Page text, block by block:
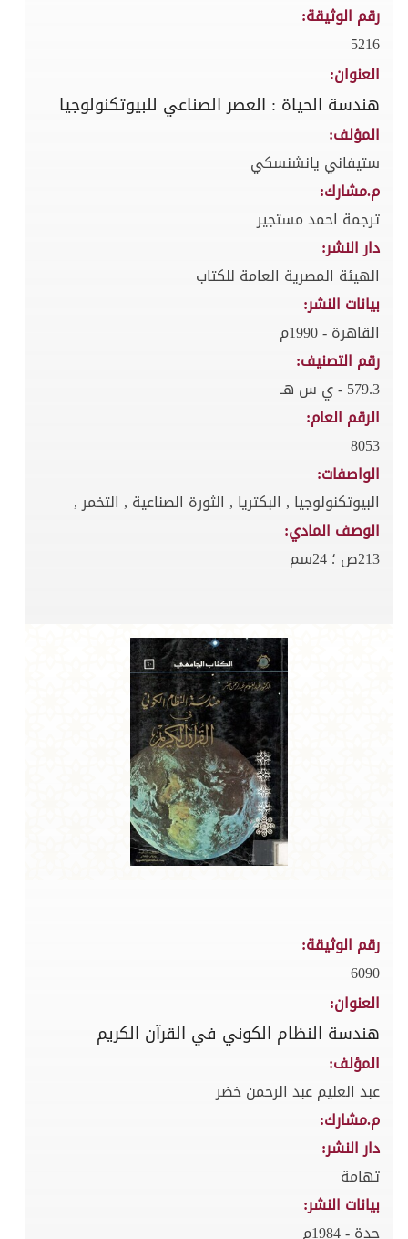
رقم الوثيقة:
5216
العنوان:
هندسة الحياة : العصر الصناعي للبيوتكنولوجيا
المؤلف:
ستيفاني يانشنسكي
م.مشارك:
ترجمة احمد مستجير
دار النشر:
الهيئة المصرية العامة للكتاب
بيانات النشر:
القاهرة - 1990م
رقم التصنيف:
579.3 - ي س هـ
الرقم العام:
8053
الواصفات:
البيوتكنولوجيا , البكتريا , الثورة الصناعية , التخمر ,
الوصف المادي:
213ص ؛ 24سم
رقم الوثيقة:
6090
العنوان:
هندسة النظام الكوني في القرآن الكريم
المؤلف:
عبد العليم عبد الرحمن خضر
م.مشارك:
دار النشر:
تهامة
بيانات النشر:
جدة - 1984م